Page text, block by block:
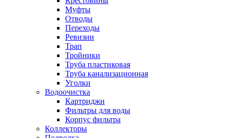
Муфты
Отводы
Переходы
Ревизии
Трап
Тройники
Труба пластиковая
Труба канализационная
Уголки
Водоочистка
Картриджи
Фильтры для воды
Корпус фильтра
Коллекторы